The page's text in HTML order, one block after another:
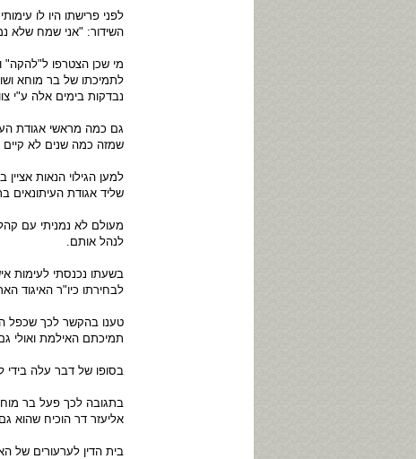
לפני פרישתו היו לו
השידור: "אני שמח שלא
מי שכן הצטרפו ל"להקה"
לתמיכתו של בר מוחא
נבדקות בימים אלה ע"י
גם כמה מראשי אגודת
שמזה כמה שנים לא קיים
למען הגילוי הנאות
שליד אגודת העיתונאים בתל אביב שמאגדת
מעולם לא נמניתי עם
לנהל אותם.
בשעתו נכנסתי לעימות
לבחירתו כיו"ר האיגוד
טענו בהקשר לכך שכפל
תמיכתם האילמת ואולי
בסופו של דבר עלה בידי
בתגובה לכך פעל בר
אליעזר דר הוכיח שהוא
בית הדין לערעורים של